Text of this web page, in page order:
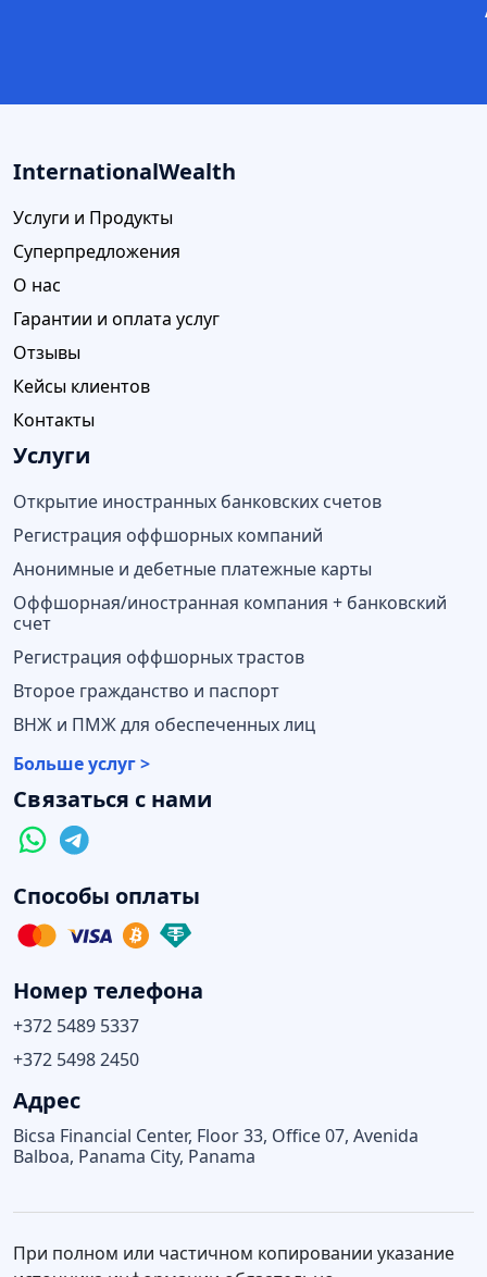
InternationalWealth
Услуги и Продукты
Суперпредложения
О нас
Гарантии и оплата услуг
Отзывы
Кейсы клиентов
Контакты
Услуги
Открытие иностранных банковских счетов
Регистрация оффшорных компаний
Анонимные и дебетные платежные карты
Оффшорная/иностранная компания + банковский
счет
Регистрация оффшорных трастов
Второе гражданство и паспорт
ВНЖ и ПМЖ для обеспеченных лиц
Больше услуг >
Связаться с нами
Способы оплаты
Номер телефона
+372 5489 5337
+372 5498 2450
Адрес
Bicsa Financial Center, Floor 33, Office 07, Avenida
Balboa, Panama City, Panama
При полном или частичном копировании указание